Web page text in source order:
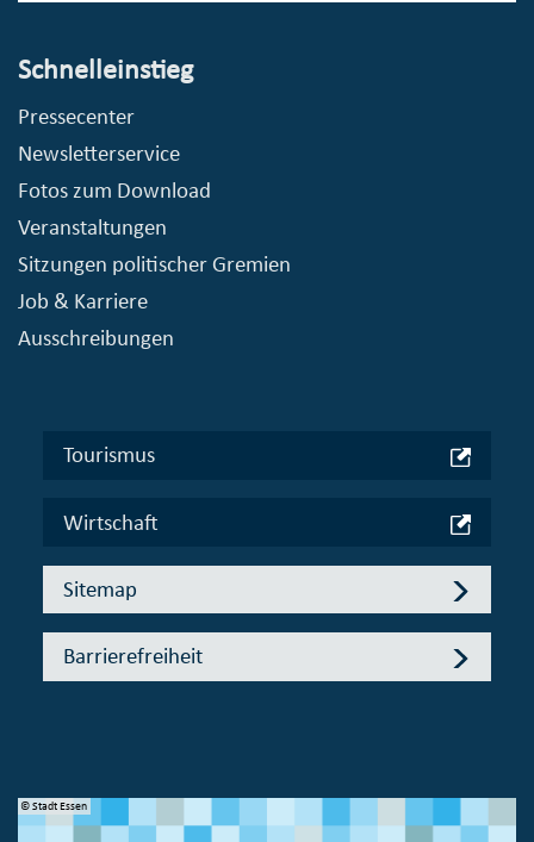
Schnelleinstieg
Pressecenter
Newsletterservice
Fotos zum Download
Veranstaltungen
Sitzungen politischer Gremien
Job & Karriere
Ausschreibungen
Tourismus
Wirtschaft
Sitemap
Barrierefreiheit
© Stadt Essen